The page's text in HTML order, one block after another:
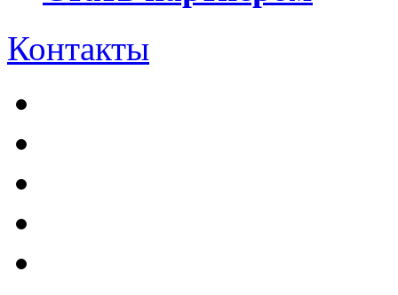
Контакты